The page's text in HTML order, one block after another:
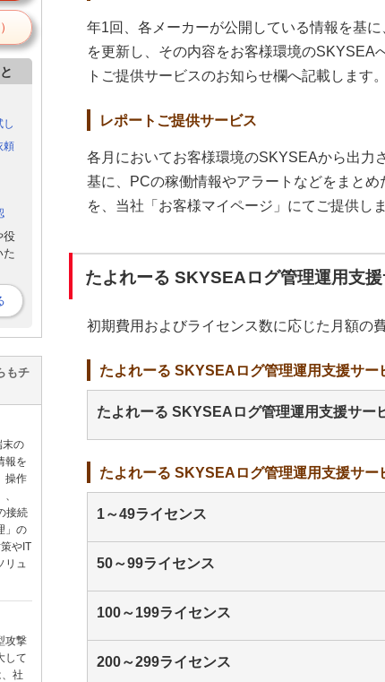
年1回、各メーカーが公開している情報を基
を更新し、その内容をお客様環境のSKYSEA
トご提供サービスのお知らせ欄へ記載します。
レポートご提供サービス
各月においてお客様環境のSKYSEAから出力
基に、PCの稼働情報やアラートなどをまとめ
を、当社「お客様マイページ」にてご提供しま
たよれーる SKYSEAログ管理運用支
初期費用およびライセンス数に応じた月額の
たよれーる SKYSEAログ管理運用支援サー
たよれーる SKYSEAログ管理運用支援サー
たよれーる SKYSEAログ管理運用支援サー
1～49ライセンス
50～99ライセンス
100～199ライセンス
200～299ライセンス
し
頼
役
た
もチ
末の
報を
操作
接続
」の
やIT
リュ
攻撃
して
社